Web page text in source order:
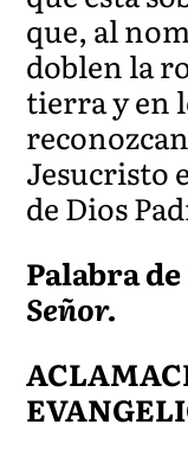
que, al
doblen la
tierra y en
Jesucristo
de Dios
Palabra
Señor.